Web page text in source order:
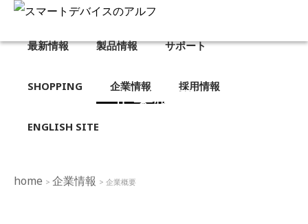
最新情報 製品情報 サポート
SHOPPING 企業情報 採用情報
ENGLISH SITE
企業概要
home > 企業情報 > 企業概要